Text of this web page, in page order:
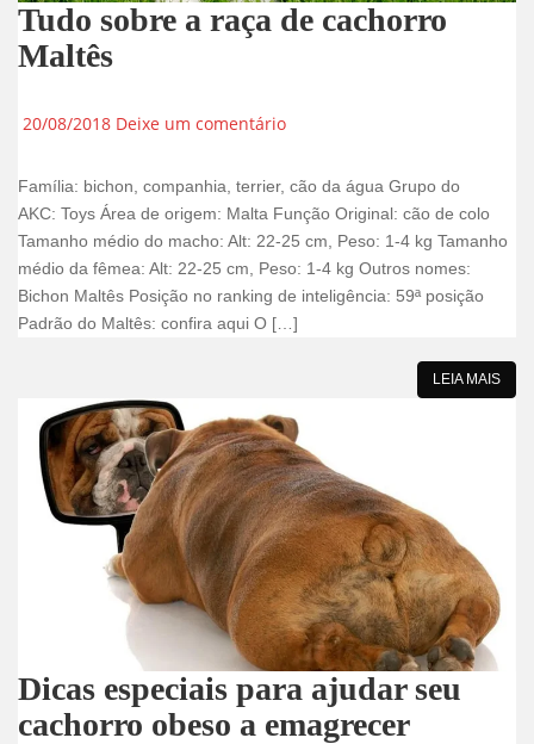
Tudo sobre a raça de cachorro
Maltês
20/08/2018 Deixe um comentário
Família: bichon, companhia, terrier, cão da água Grupo do
AKC: Toys Área de origem: Malta Função Original: cão de colo
Tamanho médio do macho: Alt: 22-25 cm, Peso: 1-4 kg Tamanho
médio da fêmea: Alt: 22-25 cm, Peso: 1-4 kg Outros nomes:
Bichon Maltês Posição no ranking de inteligência: 59ª posição
Padrão do Maltês: confira aqui O […]
LEIA MAIS
Dicas especiais para ajudar seu
cachorro obeso a emagrecer